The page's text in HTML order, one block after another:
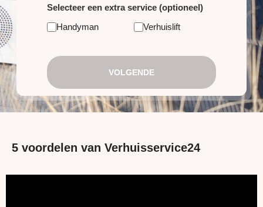
Selecteer een extra service (optioneel)
Handyman
Verhuislift
VOLGENDE
5 voordelen van Verhuisservice24